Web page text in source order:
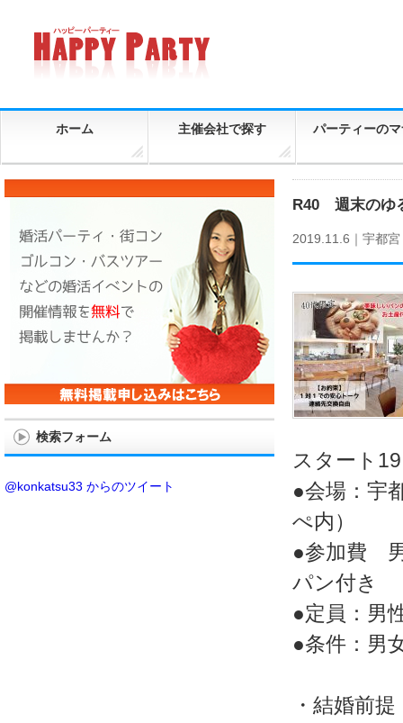
ホーム 主催会社で探す パーティーの
R40 週末のゆ
2019.11.6｜ 宇都宮
スタート
●会場：宇
ぺ内）
●参加費
パン付き
●定員：男
●条件：男
・結婚前
検索フォーム
@konkatsu33 からのツイート